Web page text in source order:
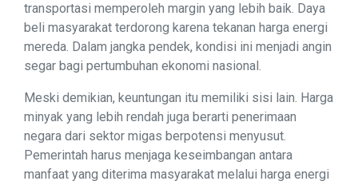
transportasi memperoleh margin yang lebih baik. Daya
beli masyarakat terdorong karena tekanan harga energi
mereda. Dalam jangka pendek, kondisi ini menjadi angin
segar bagi pertumbuhan ekonomi nasional.
Meski demikian, keuntungan itu memiliki sisi lain. Harga
minyak yang lebih rendah juga berarti penerimaan
negara dari sektor migas berpotensi menyusut.
Pemerintah harus menjaga keseimbangan antara
manfaat yang diterima masyarakat melalui harga energi